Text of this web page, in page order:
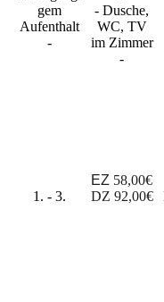
gem
Aufenthalt
-
- Dusche,
WC, TV
im Zimmer
-
1. - 3.
EZ 58,00€
DZ 92,00€